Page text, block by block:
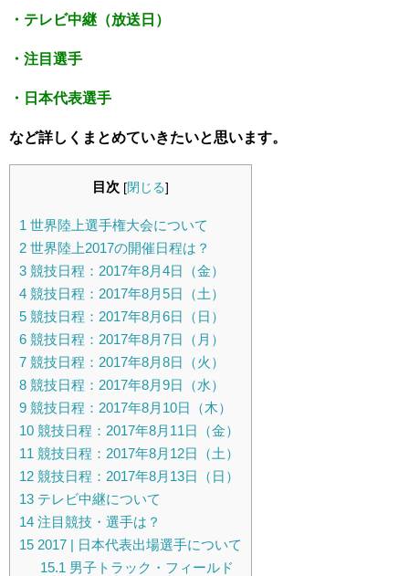
・テレビ中継（放送日）
・注目選手
・日本代表選手
など詳しくまとめていきたいと思います。
目次 [閉じる]
1 世界陸上選手権大会について
2 世界陸上2017の開催日程は？
3 競技日程：2017年8月4日（金）
4 競技日程：2017年8月5日（土）
5 競技日程：2017年8月6日（日）
6 競技日程：2017年8月7日（月）
7 競技日程：2017年8月8日（火）
8 競技日程：2017年8月9日（水）
9 競技日程：2017年8月10日（木）
10 競技日程：2017年8月11日（金）
11 競技日程：2017年8月12日（土）
12 競技日程：2017年8月13日（日）
13 テレビ中継について
14 注目競技・選手は？
15 2017 | 日本代表出場選手について
15.1 男子トラック・フィールド